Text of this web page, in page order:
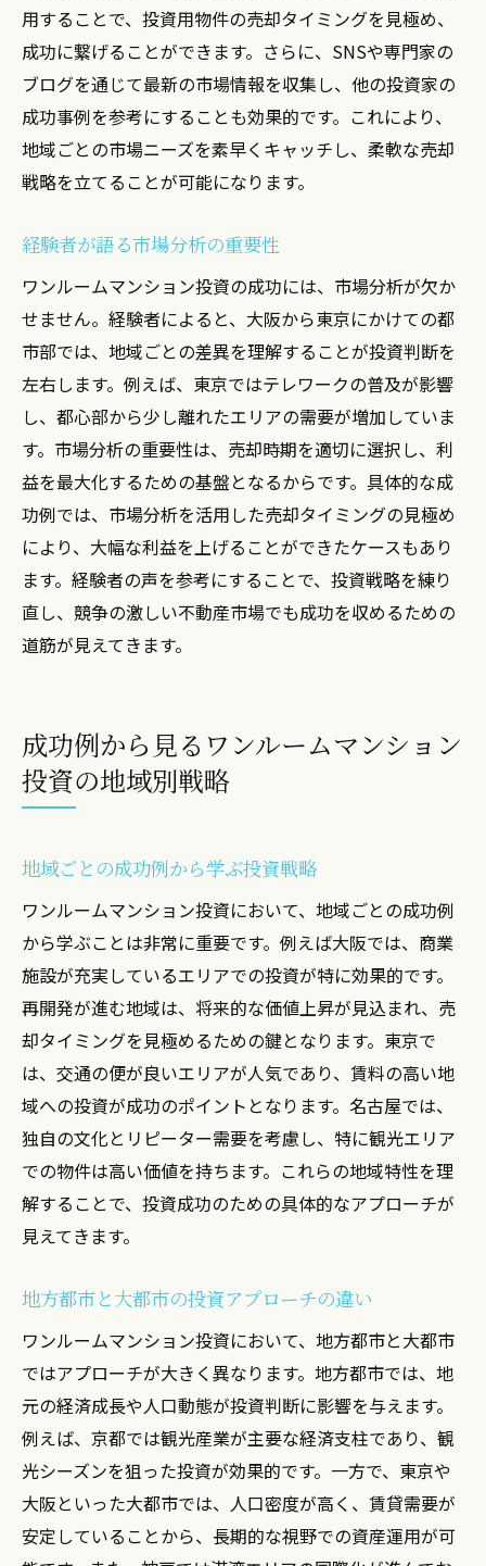
用することで、投資用物件の売却タイミングを見極め、
成功に繋げることができます。さらに、SNSや専門家の
ブログを通じて最新の市場情報を収集し、他の投資家の
成功事例を参考にすることも効果的です。これにより、
地域ごとの市場ニーズを素早くキャッチし、柔軟な売却
戦略を立てることが可能になります。
経験者が語る市場分析の重要性
ワンルームマンション投資の成功には、市場分析が欠か
せません。経験者によると、大阪から東京にかけての都
市部では、地域ごとの差異を理解することが投資判断を
左右します。例えば、東京ではテレワークの普及が影響
し、都心部から少し離れたエリアの需要が増加していま
す。市場分析の重要性は、売却時期を適切に選択し、利
益を最大化するための基盤となるからです。具体的な成
功例では、市場分析を活用した売却タイミングの見極め
により、大幅な利益を上げることができたケースもあり
ます。経験者の声を参考にすることで、投資戦略を練り
直し、競争の激しい不動産市場でも成功を収めるための
道筋が見えてきます。
成功例から見るワンルームマンション
投資の地域別戦略
地域ごとの成功例から学ぶ投資戦略
ワンルームマンション投資において、地域ごとの成功例
から学ぶことは非常に重要です。例えば大阪では、商業
施設が充実しているエリアでの投資が特に効果的です。
再開発が進む地域は、将来的な価値上昇が見込まれ、売
却タイミングを見極めるための鍵となります。東京で
は、交通の便が良いエリアが人気であり、賃料の高い地
域への投資が成功のポイントとなります。名古屋では、
独自の文化とリピーター需要を考慮し、特に観光エリア
での物件は高い価値を持ちます。これらの地域特性を理
解することで、投資成功のための具体的なアプローチが
見えてきます。
地方都市と大都市の投資アプローチの違い
ワンルームマンション投資において、地方都市と大都市
ではアプローチが大きく異なります。地方都市では、地
元の経済成長や人口動態が投資判断に影響を与えます。
例えば、京都では観光産業が主要な経済支柱であり、観
光シーズンを狙った投資が効果的です。一方で、東京や
大阪といった大都市では、人口密度が高く、賃貸需要が
安定していることから、長期的な視野での資産運用が可